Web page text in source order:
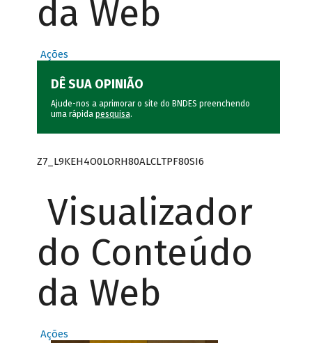
da Web
Ações
DÊ SUA OPINIÃO
Ajude-nos a aprimorar o site do BNDES preenchendo
uma rápida pesquisa.
Z7_L9KEH4O0LORH80ALCLTPF80SI6
Visualizador
do Conteúdo
da Web
Ações